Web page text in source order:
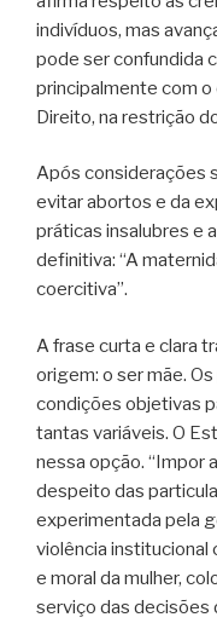
indivíduos, mas
pode ser confundida
principalmente com
Direito, na restrição
Após considerações
evitar abortos e da
práticas insalubres e
definitiva: “A
coercitiva”.
A frase curta e clara
origem: o ser mãe.
condições objetivas
tantas variáveis. O
nessa opção. “Impor
despeito das
experimentada pela
violência institucional
e moral da mulher,
serviço das decisões